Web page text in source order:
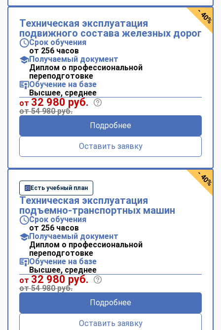
Техническая эксплуатация
подвижного состава железных дорог
Срок обучения
от 256 часов
Получаемый документ
Диплом о профессиональной
переподготовке
Обучение на базе
Высшее, среднее
от 32 980 руб.
от 54 980 руб.
Подробнее
Оставить заявку
- 40%
Есть учебный план
Техническая эксплуатация
подъемно-транспортных машин
Срок обучения
от 256 часов
Получаемый документ
Диплом о профессиональной
переподготовке
Обучение на базе
Высшее, среднее
от 32 980 руб.
от 54 980 руб.
Подробнее
Оставить заявку
- 40%